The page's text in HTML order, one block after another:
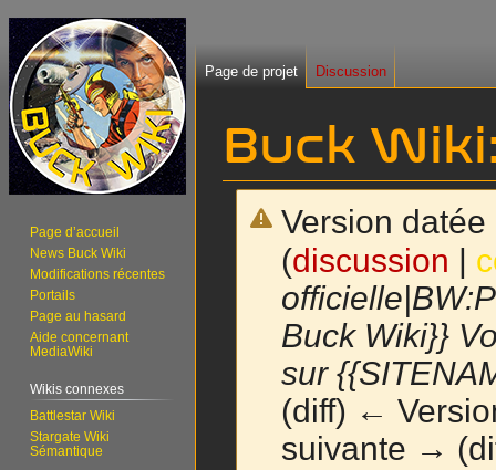
Buck Wiki
Version
(discussion
Buck Wiki}}
sur
(diff) ←
suivante →
Page de projet Discussion
Page d’accueil
News Buck Wiki
Modifications récentes
Portails
Page au hasard
Aide concernant
MediaWiki
Wikis connexes
Battlestar Wiki
Stargate Wiki
Sémantique